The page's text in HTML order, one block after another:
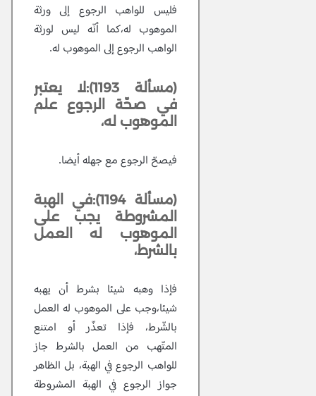
فليس للواهب الرجوع إلى ورثة
الموهوب له،كما أنّه ليس لورثة
الواهب الرجوع إلى الموهوب له.
(مسألة 1193):لا يعتبر
في صحّة الرجوع علم
الموهوب له،
فيصحّ الرجوع مع جهله أيضا.
(مسألة 1194):في الهبة
المشروطة يجب على
الموهوب له العمل
بالشرط،
فإذا وهبه شيئا بشرط أن يهبه
شيئا،وجب على الموهوب له العمل
بالشّرط، فإذا تعذّر أو امتنع
المتّهب من العمل بالشرط جاز
للواهب الرجوع في الهبة، بل الظاهر
جواز الرجوع في الهبة المشروطة